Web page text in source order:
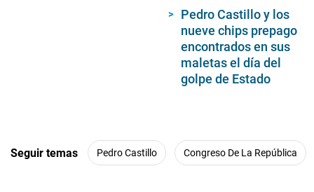
Pedro Castillo y los
nueve chips prepago
encontrados en sus
maletas el día del
golpe de Estado
Seguir temas Pedro Castillo Congreso De La República